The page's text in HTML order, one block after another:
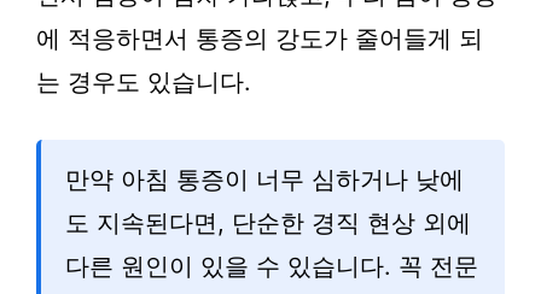
에 적응하면서 통증의 강도가 줄어들게 되
는 경우도 있습니다.
만약 아침 통증이 너무 심하거나 낮에
도 지속된다면, 단순한 경직 현상 외에
다른 원인이 있을 수 있습니다. 꼭 전문